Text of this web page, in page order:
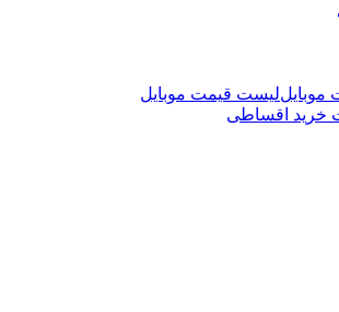
لیست قیمت موبایل
خرید اقساطی